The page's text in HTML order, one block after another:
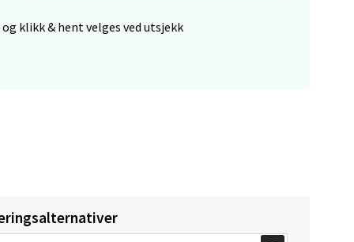
klikk & hent velges ved utsjekk